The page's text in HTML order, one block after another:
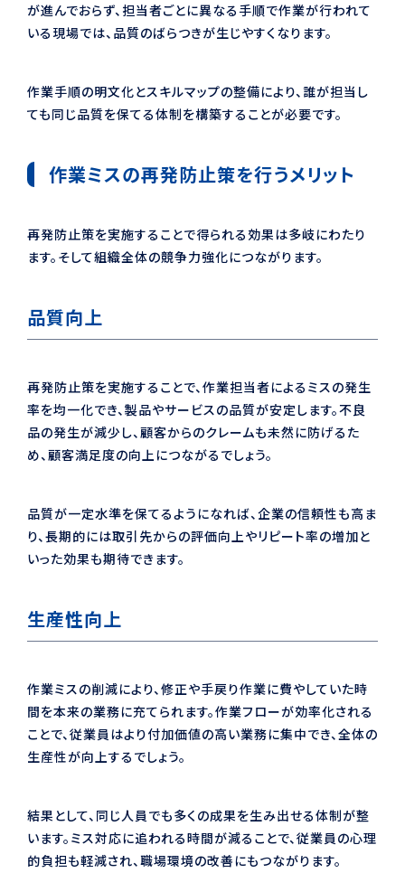
が進んでおらず、担当者ごとに異なる手順で作業が行われて
いる現場では、品質のばらつきが生じやすくなります。
作業手順の明文化とスキルマップの整備により、誰が担当し
ても同じ品質を保てる体制を構築することが必要です。
作業ミスの再発防止策を行うメリット
再発防止策を実施することで得られる効果は多岐にわたり
ます。そして組織全体の競争力強化につながります。
品質向上
再発防止策を実施することで、作業担当者によるミスの発生
率を均一化でき、製品やサービスの品質が安定します。不良
品の発生が減少し、顧客からのクレームも未然に防げるた
め、顧客満足度の向上につながるでしょう。
品質が一定水準を保てるようになれば、企業の信頼性も高ま
り、長期的には取引先からの評価向上やリピート率の増加と
いった効果も期待できます。
生産性向上
作業ミスの削減により、修正や手戻り作業に費やしていた時
間を本来の業務に充てられます。作業フローが効率化される
ことで、従業員はより付加価値の高い業務に集中でき、全体の
生産性が向上するでしょう。
結果として、同じ人員でも多くの成果を生み出せる体制が整
います。ミス対応に追われる時間が減ることで、従業員の心理
的負担も軽減され、職場環境の改善にもつながります。